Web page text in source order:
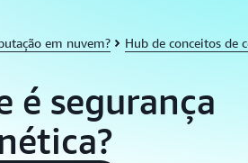
em nuvem? Hub de conceitos de
é segurança